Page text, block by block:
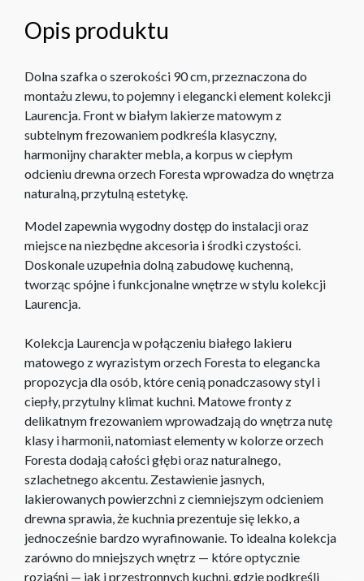
Opis produktu
Dolna szafka o szerokości 90 cm, przeznaczona do
montażu zlewu, to pojemny i elegancki element kolekcji
Laurencja. Front w białym lakierze matowym z
subtelnym frezowaniem podkreśla klasyczny,
harmonijny charakter mebla, a korpus w ciepłym
odcieniu drewna orzech Foresta wprowadza do wnętrza
naturalną, przytulną estetykę.
Model zapewnia wygodny dostęp do instalacji oraz
miejsce na niezbędne akcesoria i środki czystości.
Doskonale uzupełnia dolną zabudowę kuchenną,
tworząc spójne i funkcjonalne wnętrze w stylu kolekcji
Laurencja.
Kolekcja Laurencja w połączeniu białego lakieru
matowego z wyrazistym orzech Foresta to elegancka
propozycja dla osób, które cenią ponadczasowy styl i
ciepły, przytulny klimat kuchni. Matowe fronty z
delikatnym frezowaniem wprowadzają do wnętrza nutę
klasy i harmonii, natomiast elementy w kolorze orzech
Foresta dodają całości głębi oraz naturalnego,
szlachetnego akcentu. Zestawienie jasnych,
lakierowanych powierzchni z ciemniejszym odcieniem
drewna sprawia, że kuchnia prezentuje się lekko, a
jednocześnie bardzo wyrafinowanie. To idealna kolekcja
zarówno do mniejszych wnętrz — które optycznie
rozjaśni — jak i przestronnych kuchni, gdzie podkreśli